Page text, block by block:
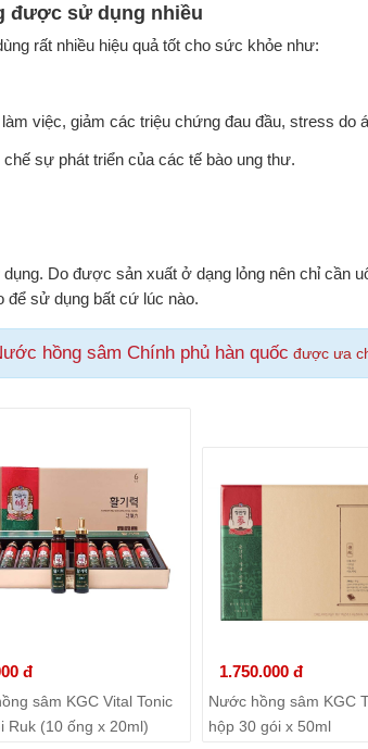
được sử dụng nhiều
rất nhiều hiệu quả tốt cho sức khỏe như:
việc, giảm các triệu chứng đau đầu, stress do
sự phát triển của các tế bào ung thư.
Do được sản xuất ở dạng lỏng nên chỉ cần
để sử dụng bất cứ lúc nào.
hồng sâm Chính phủ hàn quốc được ưa
đ
sâm KGC Vital Tonic
Ruk (10 ống x 20ml)
1.750.000 đ
Nước hồng sâm KGC
hộp 30 gói x 50ml